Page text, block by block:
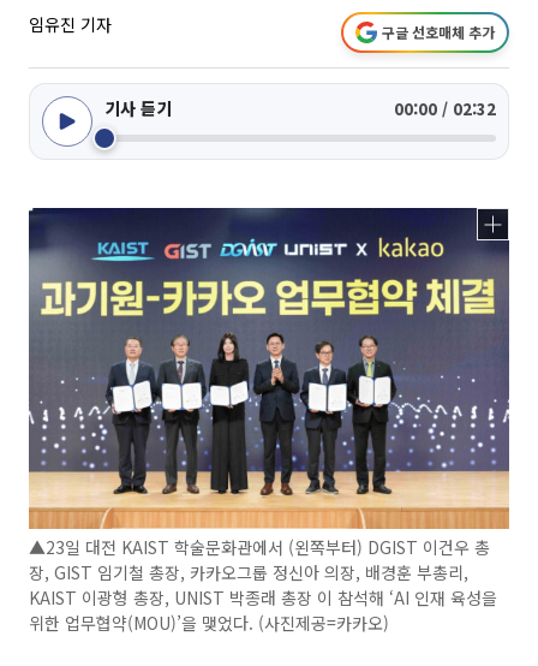
임유진 기자 구글 선호매체 추가
기사 듣기 00:00 / 02:32
▲23일 대전 KAIST 학술문화관에서 (왼쪽부터) DGIST 이건우 총
장, GIST 임기철 총장, 카카오그룹 정신아 의장, 배경훈 부총리,
KAIST 이광형 총장, UNIST 박종래 총장 이 참석해 ‘AI 인재 육성을
위한 업무협약(MOU)’을 맺었다. (사진제공=카카오)